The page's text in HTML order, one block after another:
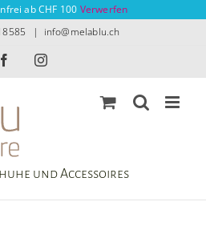
ab CHF 100 Verwerfen
| info@melablu.ch
FacebookInstagram
und Accessoires